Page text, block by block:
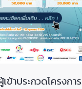
ข้าประกวดโครงการ